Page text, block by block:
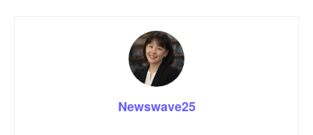
Newswave25